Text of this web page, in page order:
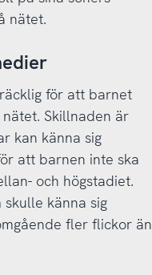
nätet.
för att barnet
Skillnaden är
kan känna sig
att barnen inte ska
och högstadiet.
känna sig
fler flickor än